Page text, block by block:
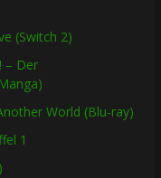
(Switch 2)
– Der
World (Blu-ray)
1